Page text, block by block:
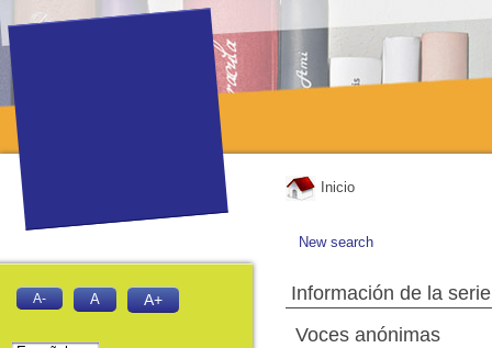
Inicio
New search
Información de la serie
Voces anónimas
A- A A+